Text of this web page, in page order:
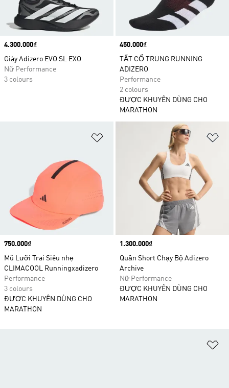
Price
4.300.000₫
Giày Adizero EVO SL EXO
Nữ Performance
3 colours
Price
450.000₫
TẤT CỔ TRUNG RUNNING
ADIZERO
Performance
2 colours
ĐƯỢC KHUYÊN DÙNG CHO
MARATHON
Price
750.000₫
Mũ Lưỡi Trai Siêu nhẹ
CLIMACOOL Runningxadizero
Performance
3 colours
ĐƯỢC KHUYÊN DÙNG CHO
MARATHON
Price
1.300.000₫
Quần Short Chạy Bộ Adizero
Archive
Nữ Performance
ĐƯỢC KHUYÊN DÙNG CHO
MARATHON